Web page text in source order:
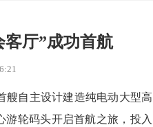
客厅”成功首航
艘自主设计建造纯电动大型高
轮码头开启首航之旅，投入